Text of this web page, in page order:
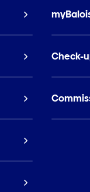
Check-